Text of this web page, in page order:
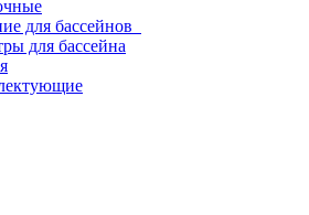
для бассейнов
для бассейна